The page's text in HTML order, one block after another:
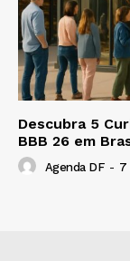
Descubra 5
BBB 26 em
Agenda DF - 7